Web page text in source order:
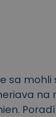
sa